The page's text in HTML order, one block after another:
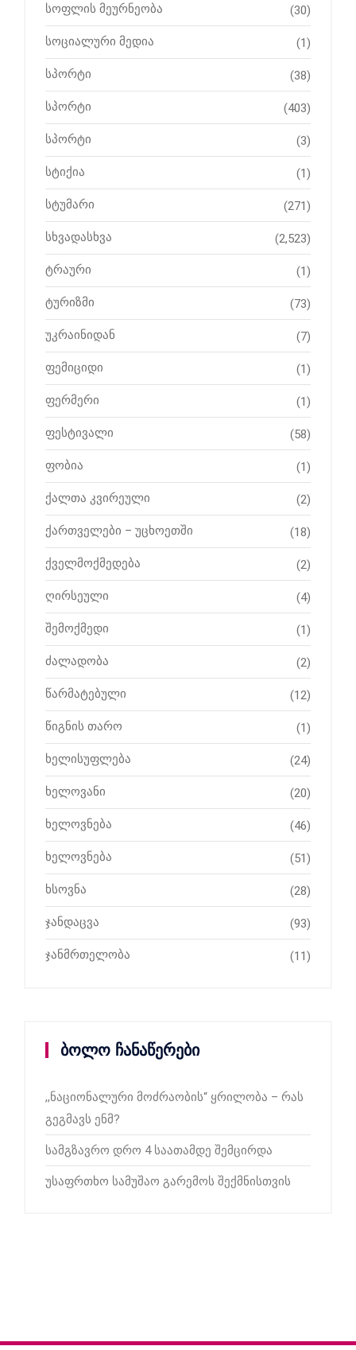
სოფლის მეურნეობა (30)
სოციალური მედია (1)
სპორტი (38)
სპორტი (403)
სპორტი (3)
სტიქია (1)
სტუმარი (271)
სხვადასხვა (2,523)
ტრაური (1)
ტურიზმი (73)
უკრაინიდან (7)
ფემიციდი (1)
ფერმერი (1)
ფესტივალი (58)
ფობია (1)
ქალთა კვირეული (2)
ქართველები – უცხოეთში (18)
ქველმოქმედება (2)
ღირსეული (4)
შემოქმედი (1)
ძალადობა (2)
წარმატებული (12)
წიგნის თარო (1)
ხელისუფლება (24)
ხელოვანი (20)
ხელოვნება (46)
ხელოვნება (51)
ხსოვნა (28)
ჯანდაცვა (93)
ჯანმრთელობა (11)
ბოლო ჩანაწერები
,,ნაციონალური მოძრაობის“ ყრილობა – რას
გეგმავს ენმ?
სამგზავრო დრო 4 საათამდე შემცირდა
უსაფრთხო სამუშაო გარემოს შექმნისთვის